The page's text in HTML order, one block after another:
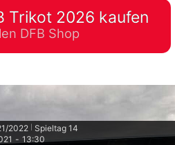
Excel – kostenlos
automatisch ausfüllen
Trikot 2026 kaufen
DFB Shop
2022
Spieltag 14
- 13:30